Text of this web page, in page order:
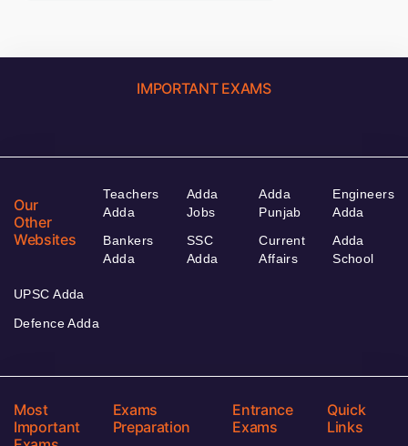
IMPORTANT EXAMS
Our
Other
Websites
Teachers
Adda
Bankers
Adda
Adda
Jobs
SSC
Adda
Adda
Punjab
Current
Affairs
Engineers
Adda
Adda
School
UPSC Adda
Defence Adda
Most
Important
Exams
Preparation
Entrance
Exams
Quick
Links